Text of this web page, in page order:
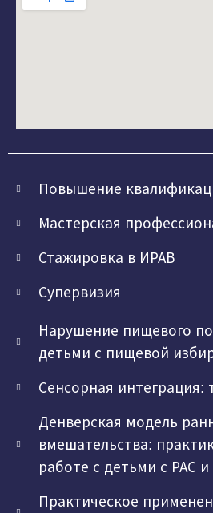
Повышение
Мастерская
Стажировка в ИРАВ
Супервизия
Нарушение пищевого
детьми с пищевой
Сенсорная интеграция:
Денверская модель
вмешательства:
работе с детьми с РАС
Практическое